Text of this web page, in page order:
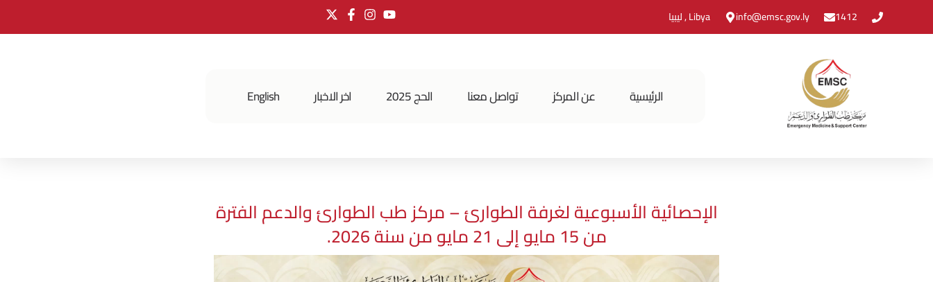
1412
info@emsc.gov.ly Libya , ليبيا
الرئيسية عن المركز تواصل معنا الحج 2025 اخر الاخبار English
الإحصائية الأسبوعية لغرفة الطوارئ – مركز طب الطوارئ والدعم الفترة
من 15 مايو إلى 21 مايو من سنة 2026.